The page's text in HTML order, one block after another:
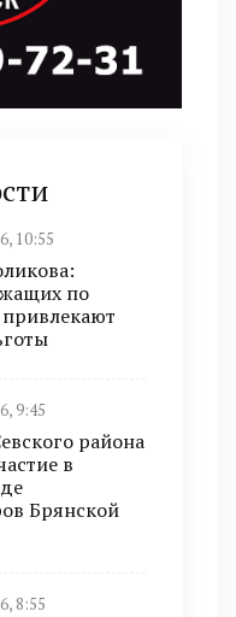
10:55
по
9:45
района
в
Брянской
8:55